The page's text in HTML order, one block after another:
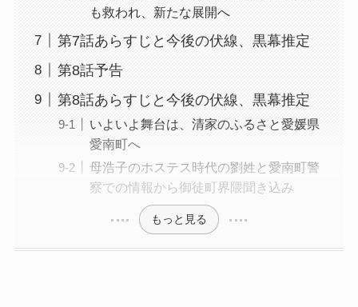
も救われ、新たな展開へ
第7話あらすじと今後の伏線、黒幕推定
第8話予告
第8話あらすじと今後の伏線、黒幕推定
いよいよ舞台は、清家のふるさと愛媛県
愛南町へ
母浩子のホステス時代の劉姓と愛南町警
察での情報から御徒町界隈聞き込み
もっと見る